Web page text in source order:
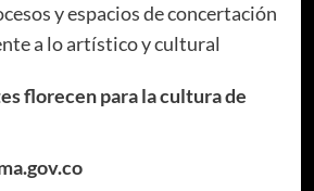
y espacios de concertación
a lo artístico y cultural
florecen para la cultura de